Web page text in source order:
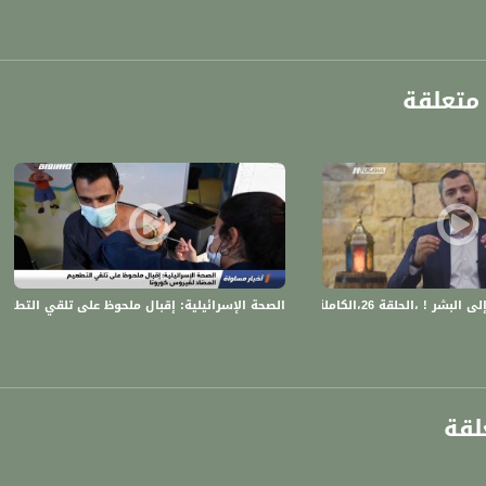
https://
الصحة الإسرائيلية: إقبال ملحوظ على تلقي التطعيم 18- قناة مساواة الفضائية